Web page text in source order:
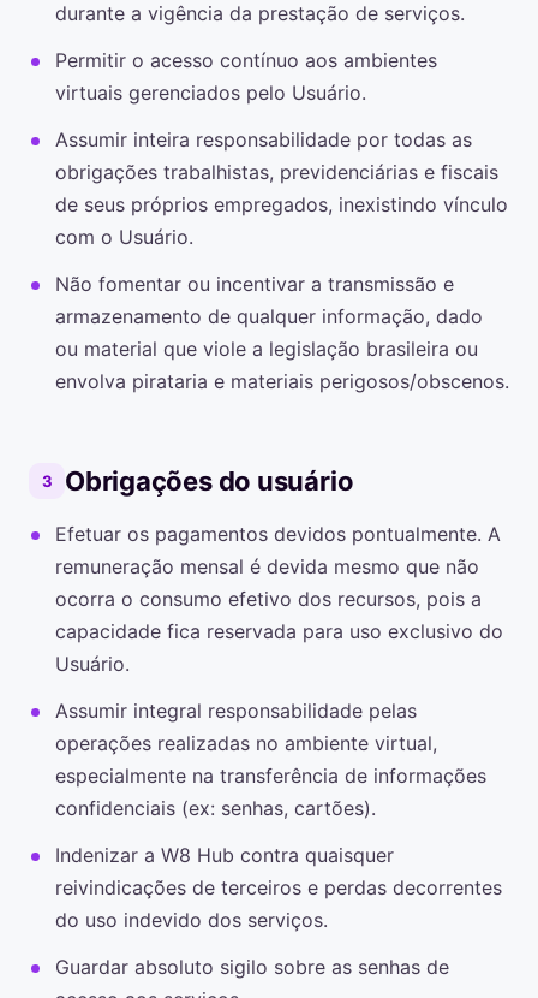
durante a vigência da prestação de serviços.
Permitir o acesso contínuo aos ambientes
virtuais gerenciados pelo Usuário.
Assumir inteira responsabilidade por todas as
obrigações trabalhistas, previdenciárias e fiscais
de seus próprios empregados, inexistindo vínculo
com o Usuário.
Não fomentar ou incentivar a transmissão e
armazenamento de qualquer informação, dado
ou material que viole a legislação brasileira ou
envolva pirataria e materiais perigosos/obscenos.
3 Obrigações do usuário
Efetuar os pagamentos devidos pontualmente. A
remuneração mensal é devida mesmo que não
ocorra o consumo efetivo dos recursos, pois a
capacidade fica reservada para uso exclusivo do
Usuário.
Assumir integral responsabilidade pelas
operações realizadas no ambiente virtual,
especialmente na transferência de informações
confidenciais (ex: senhas, cartões).
Indenizar a W8 Hub contra quaisquer
reivindicações de terceiros e perdas decorrentes
do uso indevido dos serviços.
Guardar absoluto sigilo sobre as senhas de